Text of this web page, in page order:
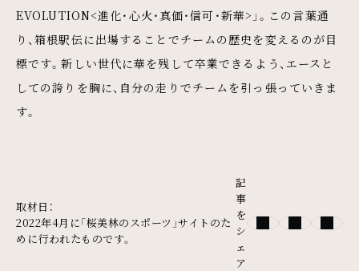
EVOLUTION<進化・心火・真価・信可・新華>」。この言葉通
り、箱根駅伝に出場することでチームの歴史を変えるのが目
標です。新しい世代に華を残して卒業できるよう、エースと
しての誇りを胸に、自分の走りでチームを引っ張っていきま
す。
取材日：
2022年4月に「桜美林のスポーツ」サイトのた
めに行われたものです。
記
事
を
シ
ェ
ア